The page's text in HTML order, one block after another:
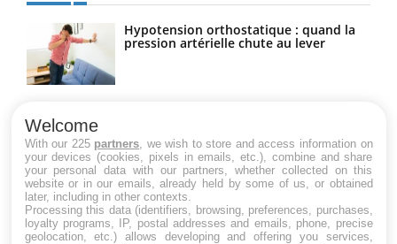
Hypotension orthostatique : quand la
pression artérielle chute au lever
Maladie de Charcot (Sclérose latérale
amyotrophique)
Welcome
With our 225 partners , we wish to store and access information on
your devices (cookies, pixels in emails, etc.), combine and share
your personal data with our partners, whether collected on this
website or in our emails, already held by some of us, or obtained
later, including in other contexts.
Processing this data (identifiers, browsing, preferences, purchases,
loyalty programs, IP, postal addresses and emails, phone, precise
geolocation, etc.) allows developing and offering you services,